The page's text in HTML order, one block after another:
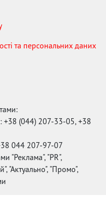
та персональних даних
+38 (044) 207-33-05, +38
044 207-97-07
"Реклама", "PR",
"Актуально", "Промо",